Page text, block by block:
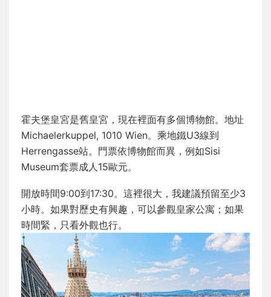
霍夫堡皇宮是舊皇宮，現在裡面有多個博物館。地址
Michaelerkuppel, 1010 Wien。乘地鐵U3線到
Herrengasse站。門票依博物館而異，例如Sisi
Museum套票成人15歐元。
開放時間9:00到17:30。這裡很大，我建議預留至少3
小時。如果對歷史有興趣，可以參觀皇家公寓；如果
時間緊，只看外觀也行。